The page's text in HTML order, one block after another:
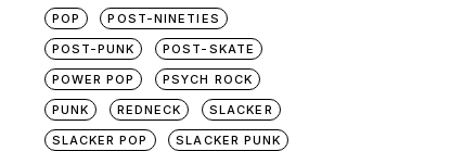
POP
POST-NINETIES
POST-PUNK
POST-SKATE
POWER POP
PSYCH ROCK
PUNK
REDNECK
SLACKER
SLACKER POP
SLACKER PUNK